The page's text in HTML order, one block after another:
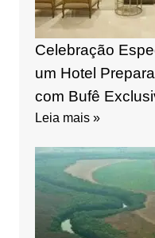
Celebração
um Hotel
com Bufê
Leia mais »